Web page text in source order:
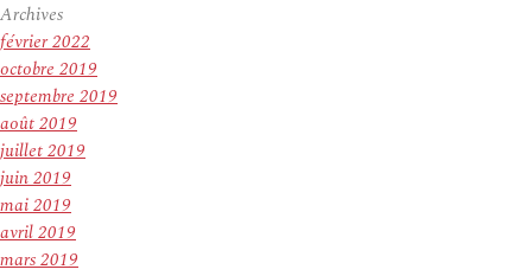
Archives
février 2022
octobre 2019
septembre 2019
août 2019
juillet 2019
juin 2019
mai 2019
avril 2019
mars 2019